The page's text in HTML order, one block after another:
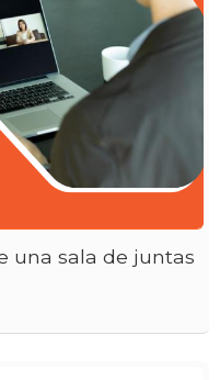
una sala de juntas